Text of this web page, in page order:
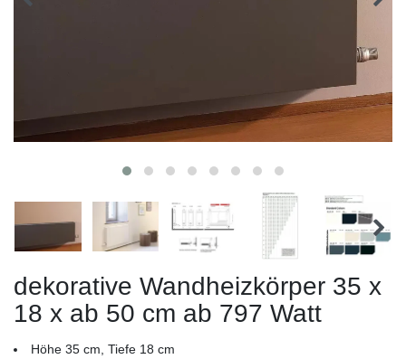
dekorative Wandheizkörper 35 x
18 x ab 50 cm ab 797 Watt
Höhe 35 cm, Tiefe 18 cm